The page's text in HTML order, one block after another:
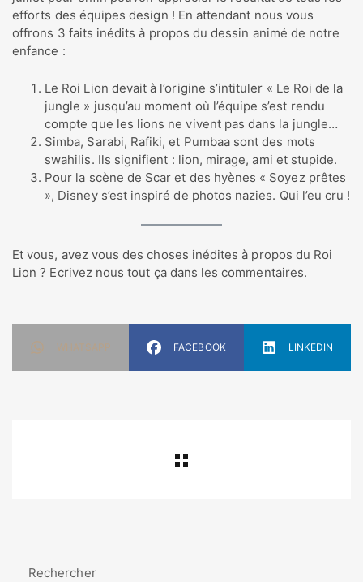
efforts des équipes design ! En attendant nous vous
offrons 3 faits inédits à propos du dessin animé de notre
enfance :
Le Roi Lion devait à l’origine s’intituler « Le Roi de la
jungle » jusqu’au moment où l’équipe s’est rendu
compte que les lions ne vivent pas dans la jungle…
Simba, Sarabi, Rafiki, et Pumbaa sont des mots
swahilis. Ils signifient : lion, mirage, ami et stupide.
Pour la scène de Scar et des hyènes « Soyez prêtes
», Disney s’est inspiré de photos nazies. Qui l’eu cru !
Et vous, avez vous des choses inédites à propos du Roi
Lion ? Ecrivez nous tout ça dans les commentaires.
WHATSAPP FACEBOOK LINKEDIN
Rechercher